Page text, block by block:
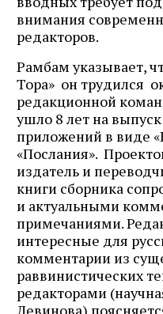
внимания
редакторов.
Рамбам указывает,
Тора» он трудился
редакционной
ушло 8 лет на
приложений в виде
«Послания».
издатель и
книги сборника
и актуальными
примечаниями.
интересные для
комментарии из
раввинистических
редакторами
Левинова)